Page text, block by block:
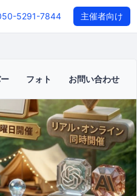
5291-7844 主催者向け
フォト お問い合わせ